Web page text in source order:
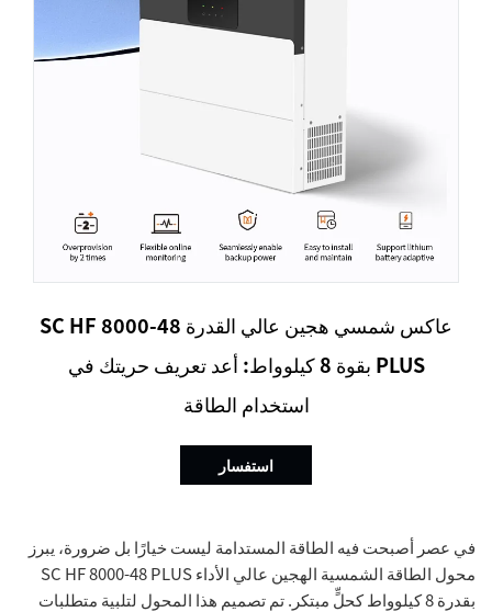
عاكس شمسي هجين عالي القدرة SC HF 8000-48
PLUS بقوة 8 كيلوواط: أعد تعريف حريتك في
استخدام الطاقة
استفسار
في عصر أصبحت فيه الطاقة المستدامة ليست خيارًا بل ضرورة، يبرز
محول الطاقة الشمسية الهجين عالي الأداء SC HF 8000-48 PLUS
بقدرة 8 كيلوواط كحلٍّ مبتكر. تم تصميم هذا المحول لتلبية متطلبات